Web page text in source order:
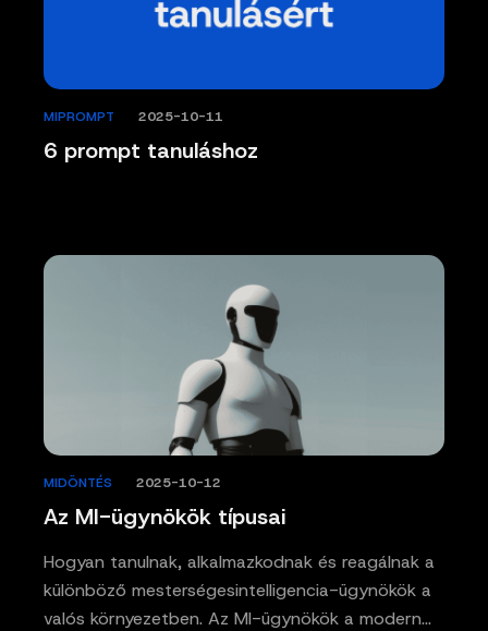
6 prompt tanuláshoz
MIPROMPT 2025-10-11
Az MI-ügynökök típusai
MIDÖNTÉS 2025-10-12
Hogyan tanulnak, alkalmazkodnak és reagálnak a
különböző mesterségesintelligencia-ügynökök a
valós környezetben. Az MI-ügynökök a modern…